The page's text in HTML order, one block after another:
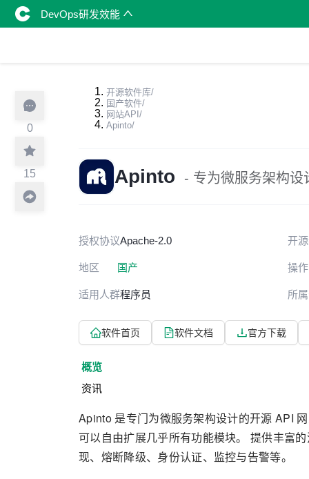
DevOps研发效能
0
15
开源软件库/
国产软件/
网站API /
Apinto/
Apinto - 专为微服务架构设
授权协议Apache-2.0 开
地区 国产 操
适用人群程序员 所
软件首页 软件文档 官方下载
概览
资讯
Apinto 是专门为微服务架构设计的开源 API
可以自由扩展几乎所有功能模块。 提供丰富
现、熔断降级、身份认证、监控与告警等。